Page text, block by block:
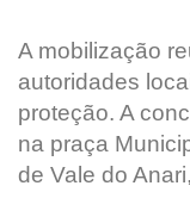
A mobilização
autoridades
proteção. A
na praça
de Vale do